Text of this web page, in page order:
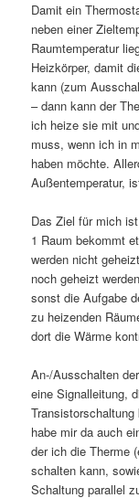
Damit ein
neben einer
Raumtemperatur
Heizkörper, damit
kann (zum
– dann kann der
ich heize sie mit
muss, wenn ich in
haben möchte.
Außentemperatur,
Das Ziel für mich
1 Raum bekommt
werden nicht
noch geheizt
sonst die Aufgabe
zu heizenden
dort die Wärme
An-/Ausschalten
eine Signalleitung,
habe mir da auch
der ich die Therme
schalten kann,
Schaltung parallel